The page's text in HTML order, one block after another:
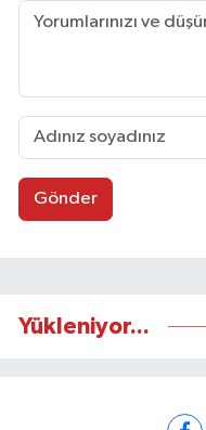
Gönder
Yükleniyor...